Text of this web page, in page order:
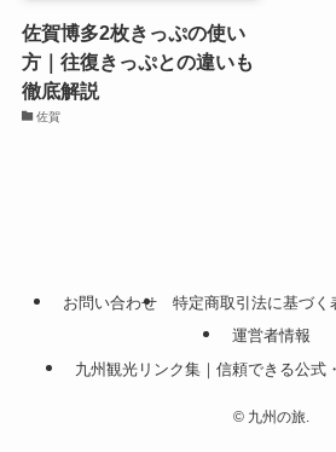
佐賀博多2枚きっぷの使い
方｜往復きっぷとの違いも
徹底解説
佐賀
お問い合わせ 特定商取引法に基づく
運営者情報
九州観光リンク集｜信頼できる公式
©九州の旅.